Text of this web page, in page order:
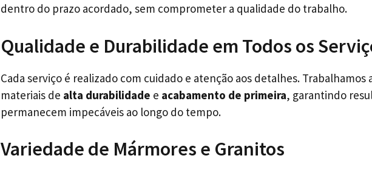
dentro do prazo acordado, sem comprometer a qualidade do trabalho.
Qualidade e Durabilidade em Todos os
Cada serviço é realizado com cuidado e atenção aos detalhes. Trabalhamos
materiais de alta durabilidade e acabamento de primeira, garantindo
permanecem impecáveis ao longo do tempo.
Variedade de Mármores e Granitos